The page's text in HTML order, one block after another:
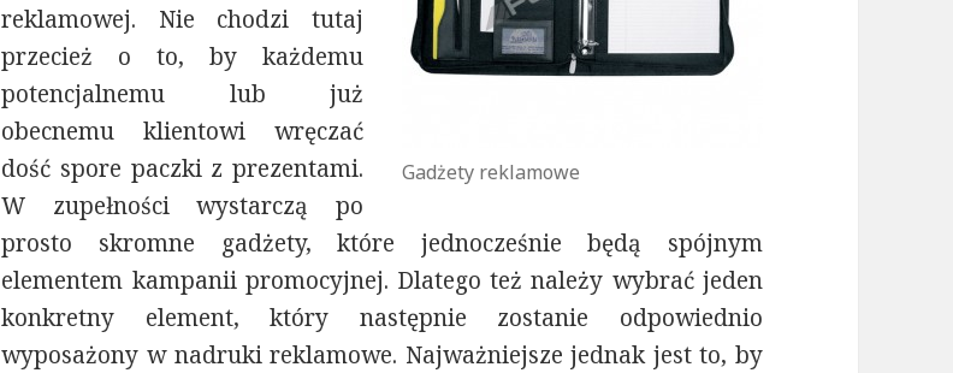
Gadżety reklamowe
reklamowej. Nie chodzi tutaj
przecież o to, by każdemu
potencjalnemu lub już
obecnemu klientowi wręczać
dość spore paczki z prezentami.
W zupełności wystarczą po
prosto skromne gadżety, które jednocześnie będą spójnym
elementem kampanii promocyjnej. Dlatego też należy wybrać jeden
konkretny element, który następnie zostanie odpowiednio
wyposażony w nadruki reklamowe. Najważniejsze jednak jest to, by